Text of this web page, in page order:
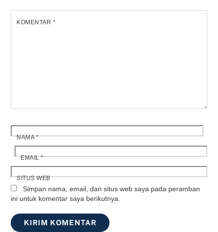
KOMENTAR *
NAMA*
EMAIL*
SITUS WEB
Simpan nama, email, dan situs web saya pada peramban
ini untuk komentar saya berikutnya.